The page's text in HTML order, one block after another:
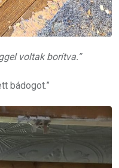
voltak borítva.”
bádogot.”